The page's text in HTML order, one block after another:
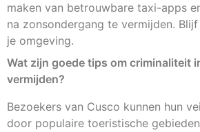
maken van betrouwbare taxi-apps
na zonsondergang te vermijden.
je omgeving.
Wat zijn goede tips om criminaliteit
vermijden?
Bezoekers van Cusco kunnen hun
door populaire toeristische